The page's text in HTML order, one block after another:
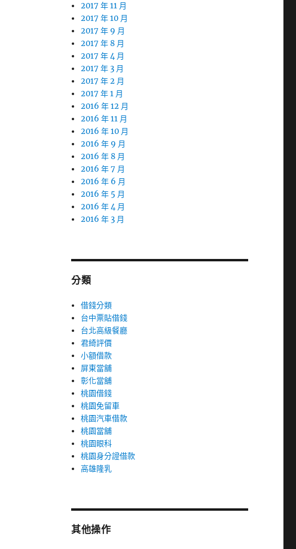
2017 年 11 月
2017 年 10 月
2017 年 9 月
2017 年 8 月
2017 年 4 月
2017 年 3 月
2017 年 2 月
2017 年 1 月
2016 年 12 月
2016 年 11 月
2016 年 10 月
2016 年 9 月
2016 年 8 月
2016 年 7 月
2016 年 6 月
2016 年 5 月
2016 年 4 月
2016 年 3 月
分類
借錢分類
台中票貼借錢
台北高級餐廳
君綺評價
小額借款
屏東當舖
彰化當舖
桃園借錢
桃園免留車
桃園汽車借款
桃園當舖
桃園眼科
桃園身分證借款
高雄隆乳
其他操作